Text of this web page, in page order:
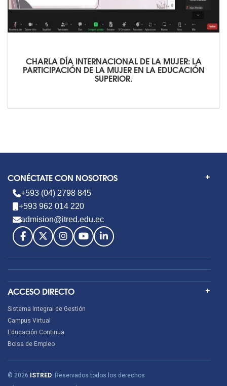
CHARLA DÍA INTERNACIONAL DE LA MUJER: LA
PARTICIPACIÓN DE LA MUJER EN LA EDUCACIÓN
SUPERIOR.
CONÉCTATE CON NOSOTROS
+593 (04) 2798 845
+593 962 014 220
admision@itred.edu.ec
ACCESO DIRECTO
Sistema Integral de Gestión
Campus Virtual
Educación Continua
Bolsa de Empleo
© 2026 ISTRED. Reservados todos los derechos